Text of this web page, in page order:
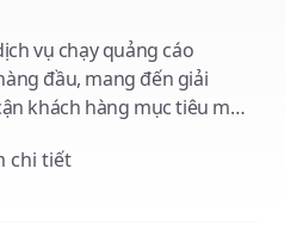
vụ chạy quảng cáo
đầu, mang đến giải
khách hàng mục tiêu một
lược đến quản lý ngân
chi tiết